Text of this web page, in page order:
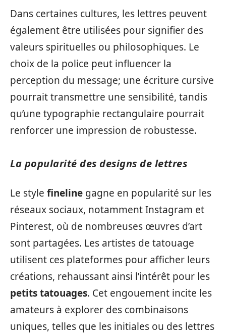
Dans certaines cultures, les lettres peuvent
également être utilisées pour signifier des
valeurs spirituelles ou philosophiques. Le
choix de la police peut influencer la
perception du message; une écriture cursive
pourrait transmettre une sensibilité, tandis
qu’une typographie rectangulaire pourrait
renforcer une impression de robustesse.
La popularité des designs de lettres
Le style fineline gagne en popularité sur les
réseaux sociaux, notamment Instagram et
Pinterest, où de nombreuses œuvres d’art
sont partagées. Les artistes de tatouage
utilisent ces plateformes pour afficher leurs
créations, rehaussant ainsi l’intérêt pour les
petits tatouages. Cet engouement incite les
amateurs à explorer des combinaisons
uniques, telles que les initiales ou des lettres